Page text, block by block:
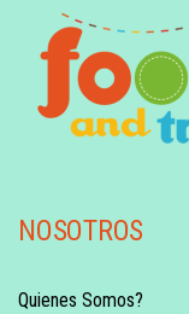
NOSOTROS
Quienes Somos?